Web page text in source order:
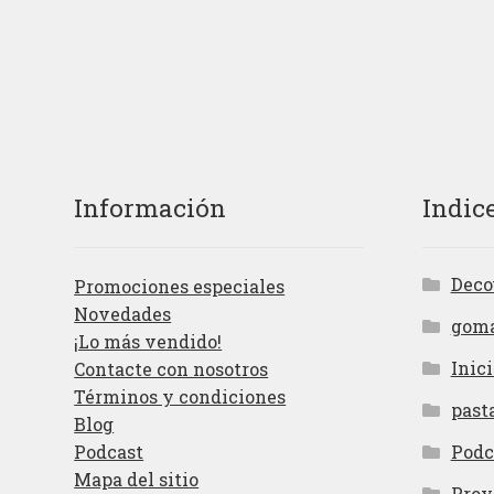
Información
Promociones especiales
Novedades
¡Lo más vendido!
Contacte con nosotros
Términos y condiciones
Blog
Podcast
Mapa del sitio